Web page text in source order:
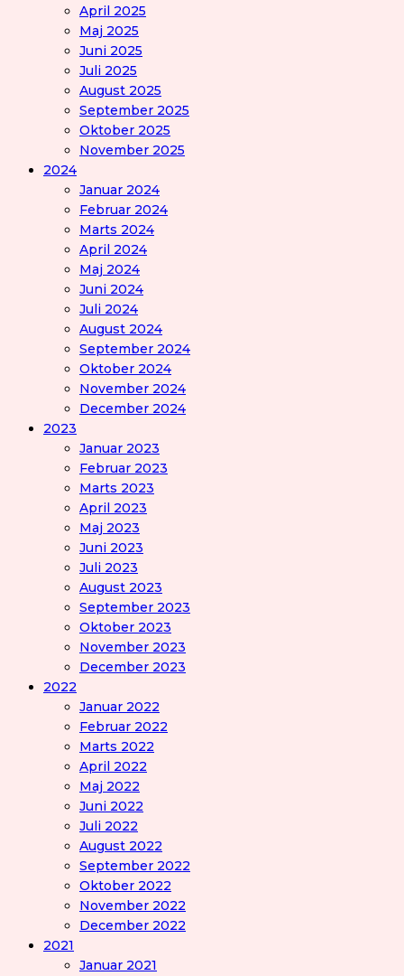
April 2025
Maj 2025
Juni 2025
Juli 2025
August 2025
September 2025
Oktober 2025
November 2025
2024
Januar 2024
Februar 2024
Marts 2024
April 2024
Maj 2024
Juni 2024
Juli 2024
August 2024
September 2024
Oktober 2024
November 2024
December 2024
2023
Januar 2023
Februar 2023
Marts 2023
April 2023
Maj 2023
Juni 2023
Juli 2023
August 2023
September 2023
Oktober 2023
November 2023
December 2023
2022
Januar 2022
Februar 2022
Marts 2022
April 2022
Maj 2022
Juni 2022
Juli 2022
August 2022
September 2022
Oktober 2022
November 2022
December 2022
2021
Januar 2021